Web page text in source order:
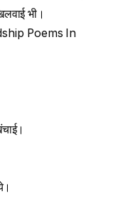
भी।
Poems In